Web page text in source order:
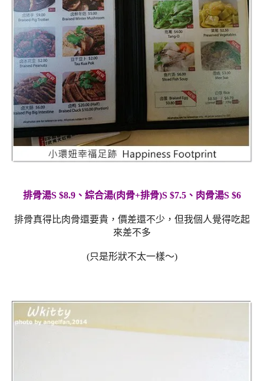
排骨湯S $8.9、綜合湯(肉骨+排骨)S $7.5、肉骨湯S $6
排骨真得比肉骨還要貴，價差還不少，但我個人覺得吃起
來差不多
(只是形狀不太一樣～)